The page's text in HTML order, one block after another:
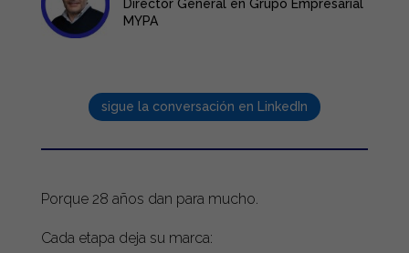
Director General en Grupo Empresarial
MYPA
sigue la conversación en LinkedIn
Porque 28 años dan para mucho.
Cada etapa deja su marca: